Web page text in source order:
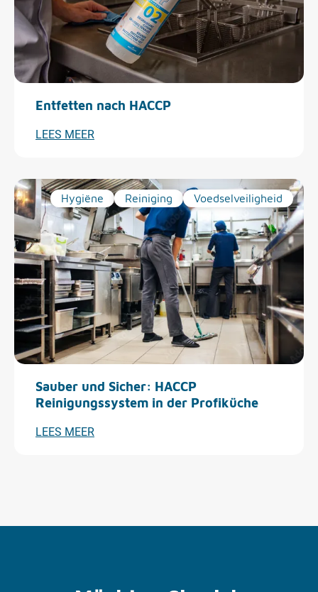
Entfetten nach HACCP
LEES MEER
Hygiëne Reiniging Voedselveiligheid
Sauber und Sicher: HACCP
Reinigungssystem in der Profiküche
LEES MEER